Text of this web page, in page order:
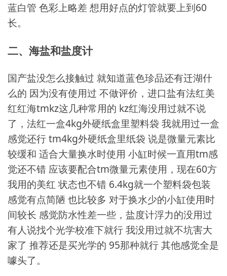
蓝白管 色彩上略差 想用好点的灯管就要上到60
长。
二、海盐和盐度计
国产盐没怎么接触过 就知道蓝色珍品还有迁湖什
么的 因为没有使用过 不做评价，进口盐有法红美
红红海tmkz这几种常用的 kz红海没用过就不说
了，法红一盒4kg外硬纸盒里塑料袋 我就用过一盒
感觉还行 tm4kg外硬纸盒里纸袋 说是微量元素比
较缓和 适合大量换水时使用 小缸时候一直用tm感
觉还不错 应该要配合tm微量元素使用，现在60方
我用的美红 状态也不错 6.4kg就一个塑料袋包装
感觉有点简陋 也比较多 对于换水少的小缸使用时
间较长 感觉防水性差一些，盐度计浮力的没用过
有人说找个光学校准下就行 我没用过就不坑害大
家了 推荐还是买光学的 95那种就行 其他感觉全是
噱头了。